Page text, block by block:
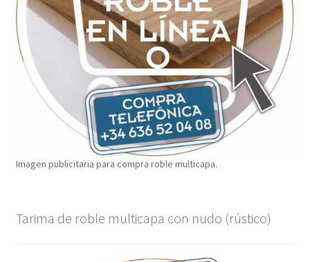
Imagen publicitaria para compra roble multicapa.
Tarima de roble multicapa con nudo (rústico)